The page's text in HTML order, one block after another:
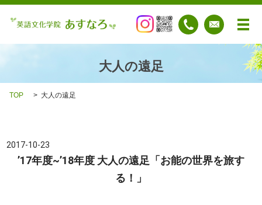
メ
大人の遠足
TOP 大人の遠足
2017-10-23
’17年度~’18年度 大人の遠足「お能の世界を旅す
る！」